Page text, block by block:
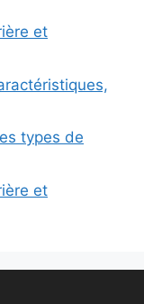
et
types de
et